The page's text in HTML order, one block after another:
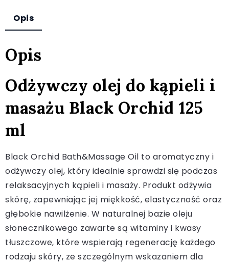
Opis
Opis
Odżywczy olej do kąpieli i
masażu Black Orchid 125
ml
Black Orchid Bath&Massage Oil to aromatyczny i
odżywczy olej, który idealnie sprawdzi się podczas
relaksacyjnych kąpieli i masaży. Produkt odżywia
skórę, zapewniając jej miękkość, elastyczność oraz
głębokie nawilżenie. W naturalnej bazie oleju
słonecznikowego zawarte są witaminy i kwasy
tłuszczowe, które wspierają regenerację każdego
rodzaju skóry, ze szczególnym wskazaniem dla